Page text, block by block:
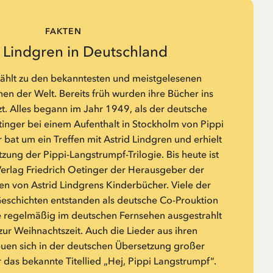
FAKTEN
in Deutschland
zu den bekanntesten und meistgelesenen
der Welt. Bereits früh wurden ihre Bücher ins
Alles begann im Jahr 1949, als der deutsche
bei einem Aufenthalt in Stockholm von Pippi
bat um ein Treffen mit Astrid Lindgren und erhielt
der Pippi-Langstrumpf-Trilogie. Bis heute ist
Friedrich Oetinger der Herausgeber der
von Astrid Lindgrens Kinderbücher. Viele der
entstanden als deutsche Co-Prouktion
im deutschen Fernsehen ausgestrahlt
Weihnachtszeit. Auch die Lieder aus ihren
sich in der deutschen Übersetzung großer
bekannte Titellied „Hej, Pippi Langstrumpf“.